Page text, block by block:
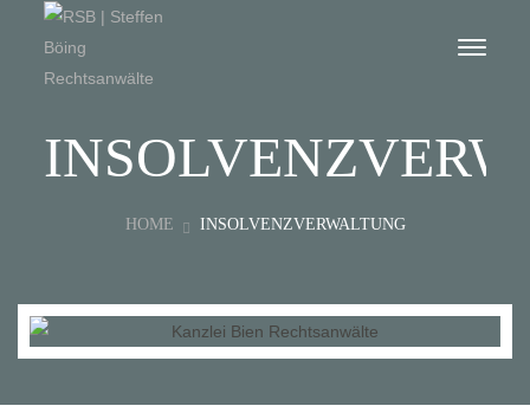
HOME INSOLVENZVERWALTUNG